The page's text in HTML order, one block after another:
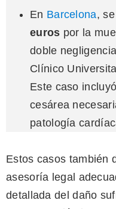
En Barcelona,
euros por la
doble
Clínico
Este caso
cesárea
patología
Estos casos también
asesoría legal
detallada del daño